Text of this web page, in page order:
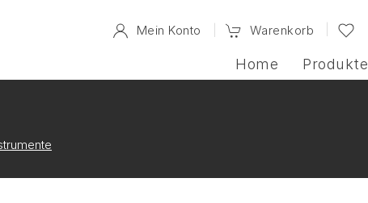
Mein Konto Warenkorb
Home Produkte